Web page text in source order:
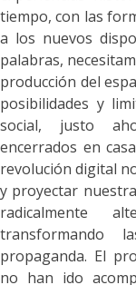
tiempo, con las
a los nuevos
palabras,
producción del
posibilidades y
social, justo
encerrados en
revolución digital
y proyectar
radicalmente
transformando
propaganda. El
no han ido